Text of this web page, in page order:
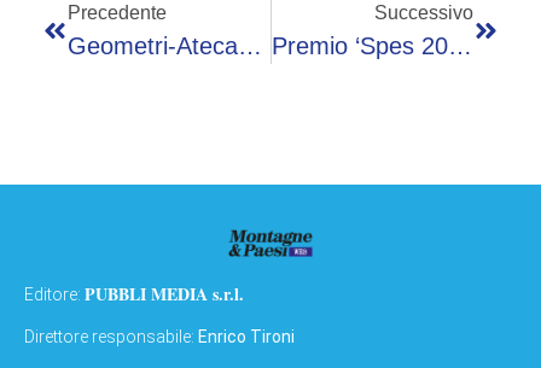
Precedente
Geometri-Atecap, Insieme Per Sicurezza, Qualità E Responsabilità Nei Cantieri
Successivo
Premio ‘Spes 2026’, Zampetti: “Chi Serve La Repubblica Deve Essere Attore Del Cambiamento”
Editore: PUBBLI MEDIA s.r.l.
Direttore responsabile: Enrico Tironi